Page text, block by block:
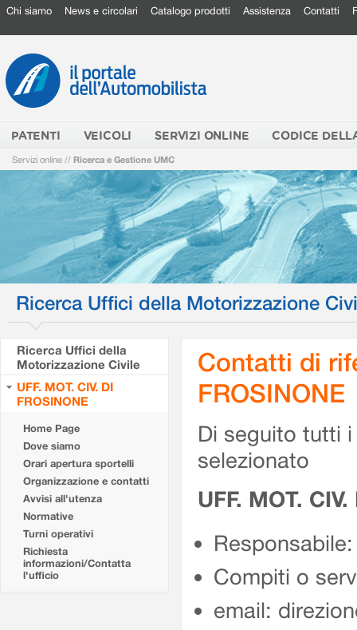
Chi siamo News e circolari Catalogo prodotti Assistenza Contatti
PATENTI VEICOLI SERVIZI ONLINE CODICE
Servizi online // Ricerca e Gestione UMC
Ricerca Uffici della Motorizzazione
Ricerca Uffici della
Motorizzazione Civile
UFF. MOT. CIV. DI
FROSINONE
Home Page
Dove siamo
Orari apertura sportelli
Organizzazione e contatti
Avvisi all'utenza
Normative
Turni operativi
Richiesta
informazioni/Contatta
l'ufficio
Contatti di
FROSINONE
Di seguito tutti
selezionato
UFF. MOT.
Compiti o
email: